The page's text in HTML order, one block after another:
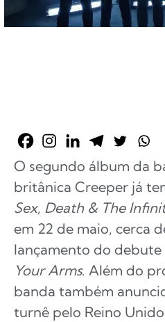
O segundo álbum da
britânica Creeper já
Sex, Death & The
em 22 de maio, cerca
lançamento do
Your Arms. Além do
banda também
turnê pelo Reino